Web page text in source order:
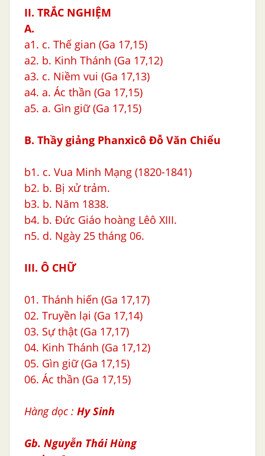
II. TRẮC NGHIỆM
A.
a1. c. Thế gian (Ga 17,15)
a2. b. Kinh Thánh (Ga 17,12)
a3. c. Niềm vui (Ga 17,13)
a4. a. Ác thần (Ga 17,15)
a5. a. Gìn giữ (Ga 17,15)
B. Thầy giảng Phanxicô Ðỗ Văn Chiểu
b1. c. Vua Minh Mạng (1820-1841)
b2. b. Bị xử trảm.
b3. b. Năm 1838.
b4. b. Đức Giáo hoàng Lêô XIII.
n5. d. Ngày 25 tháng 06.
III. Ô CHỮ
01. Thánh hiến (Ga 17,17)
02. Truyền lại (Ga 17,14)
03. Sự thật (Ga 17,17)
04. Kinh Thánh (Ga 17,12)
05. Gìn giữ (Ga 17,15)
06. Ác thần (Ga 17,15)
Hàng dọc : Hy Sinh
Gb. Nguyễn Thái Hùng